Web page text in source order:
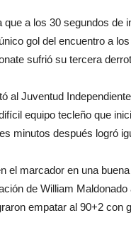
que a los 30 segundos
gol del encuentro a
sufrió su tercera
al Juventud
equipo tecleño que
minutos después logró
el marcador en una
de William
empatar al 90+2 con